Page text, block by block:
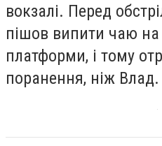
вокзалі. Перед
пішов випити чаю
платформи, і тому
поранення, ніж Влад.